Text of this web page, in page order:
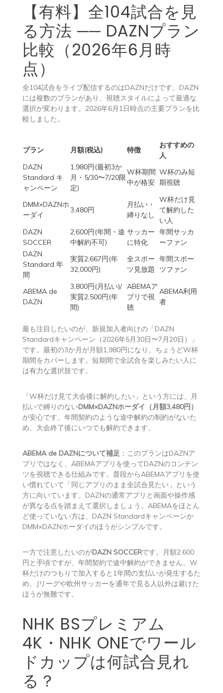
【有料】全104試合を見
る方法 ── DAZNプラン
比較（2026年6月時
点）
全104試合をライブ配信するのはDAZNだけです。DAZN
には複数のプランがあり、視聴スタイルによって最適な
選択が変わります。2026年6月1日時点の主要プランを比
較しました。
プラン 月額(税込) 特徴
おすすめの
人
DAZN
Standard キ
ャンペーン
1,980円(最初3か
月・5/30〜7/20限
定)
W杯期間
中が格安
W杯のみ短
期視聴
DMM×DAZNホ
ーダイ
3,480円
月払い・
縛りなし
W杯だけ見
て解約した
い人
DAZN
SOCCER
2,600円(年間・途
中解約不可)
サッカー
に特化
年間サッカ
ーファン
DAZN
Standard 年
間
実質2,667円(年
32,000円)
全スポー
ツ見放題
年間スポー
ツファン
ABEMA de
DAZN
3,800円(月払い)/
実質2,500円(年
間)
ABEMAア
プリで視
聴
ABEMA利用
者
最も注目したいのが、新規加入者向けの「DAZN
Standardキャンペーン（2026年5月30日〜7月20日）」
です。最初の3か月が月額1,980円になり、ちょうどW杯
期間をカバーします。短期間で全試合を楽しみたい人に
は有力な選択肢です。
「W杯だけ見て大会後に解約したい」という方には、月
払いで縛りのないDMM×DAZNホーダイ（月額3,480円）
が安心です。年間契約のような途中解約の制約がないた
め、大会終了後にいつでも解約できます。
ABEMA de DAZNについて補足 ：このプランはDAZNア
プリではなく、ABEMAアプリを使ってDAZNのコンテン
ツを視聴できる仕組みです。普段からABEMAアプリを使
い慣れていて「同じアプリのまま全試合見たい」という
方に向いています。DAZNの通常アプリと画面や操作感
が異なる点を踏まえて選択しましょう。ABEMAをほとん
ど使っていない方は、DAZN Standardキャンペーンか
DMM×DAZNホーダイのほうがシンプルです。
一方で注意したいのがDAZN SOCCERです。月額2,600
円と手頃ですが、年間契約で途中解約ができません。W
杯だけのつもりで加入すると1年間の支払いが発生するた
め、Jリーグや欧州サッカーを通年で見る人以外は避けた
ほうが無難です。
NHK BSプレミアム
4K・NHK ONEでワール
ドカップは何試合見れ
る？